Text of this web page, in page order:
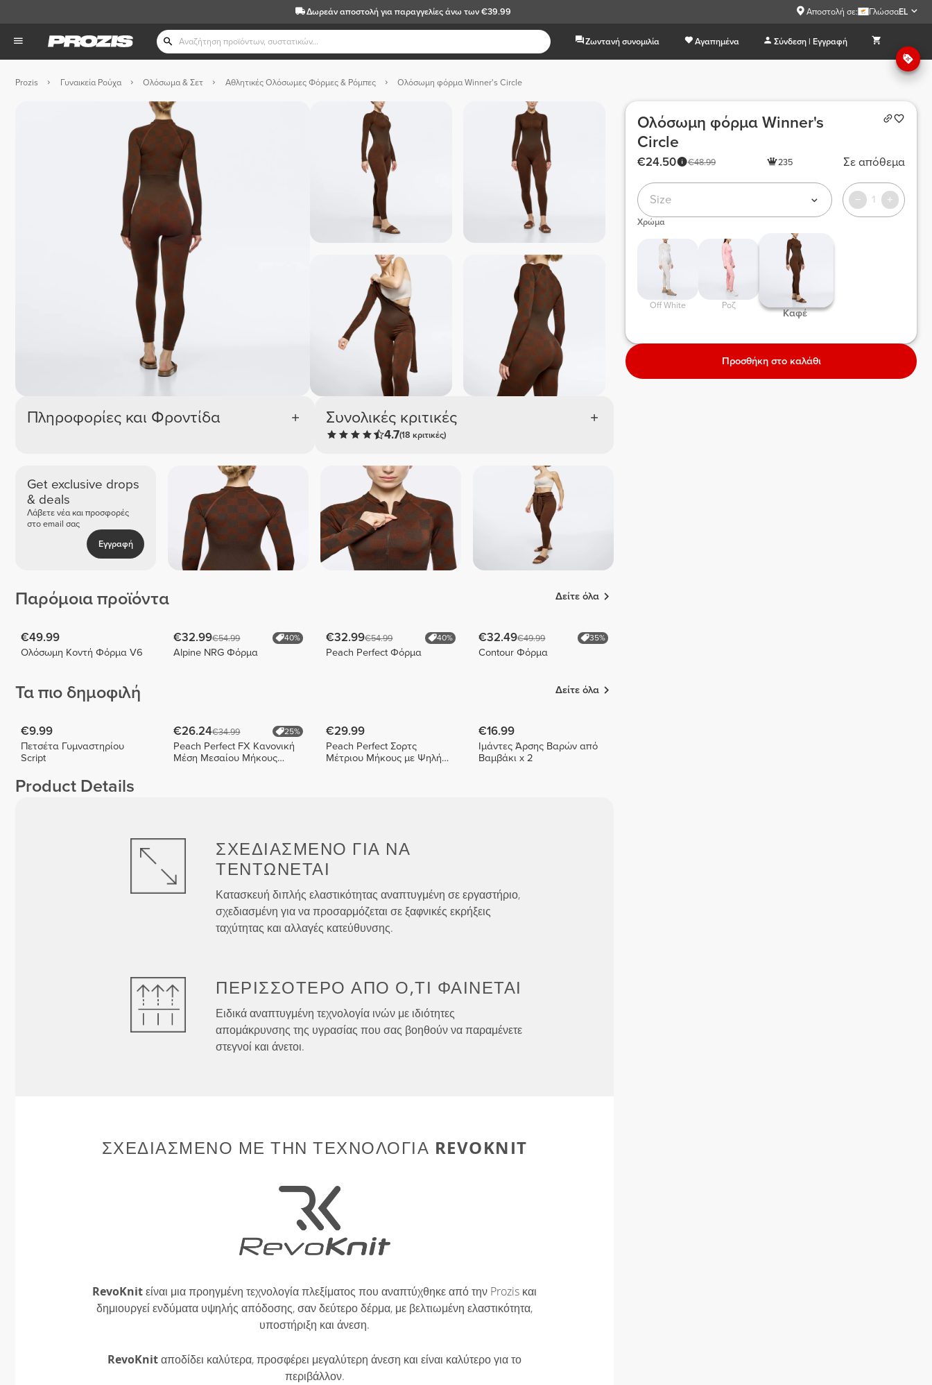
Δωρεάν αποστολήγια παραγγελίες άνω των €39.99 Αποστολή σε: ΓλώσσαEL
Ζωντανή συνομιλία Αγαπημένα Σύνδεση | Εγγραφή
Prozis Γυναικεία Ρούχα Ολόσωμα & Σετ Αθλητικές Ολόσωμες Φόρμες & Ρόμπες Ολόσωμη φόρμα Winner's Circle
Πληροφορίες και Φροντίδα Συνολικές κριτικές
4.7(18 κριτικές)
Get exclusive drops
& deals
Λάβετε νέα και προσφορές
στο email σας
Εγγραφή
Παρόμοια προϊόντα Δείτε όλα
€49.99
Ολόσωμη Κοντή Φόρμα V6
€32.99€54.99 40%
Alpine NRG Φόρμα
€32.99€54.99 40%
Peach Perfect Φόρμα
€32.49€49.99 35%
Contour Φόρμα
Τα πιο δημοφιλή Δείτε όλα
€9.99
Πετσέτα Γυμναστηρίου
Script
€26.24€34.99 25%
Peach Perfect FX Κανονική
Μέση Μεσαίου Μήκους
€29.99
Peach Perfect Σορτς
Μέτριου Μήκους με Ψηλή
€16.99
Ιμάντες Άρσης Βαρών από
Βαμβάκι x 2
Product Details
ΣΧΕΔΙΑΣΜΈΝΟ ΓΙΑ ΝΑ
ΤΕΝΤΏΝΕΤΑΙ
Κατασκευή διπλής ελαστικότητας αναπτυγμένη σε εργαστήριο,
σχεδιασμένη για να προσαρμόζεται σε ξαφνικές εκρήξεις
ταχύτητας και αλλαγές κατεύθυνσης.
ΠΕΡΙΣΣΌΤΕΡΟ ΑΠΌ Ό,ΤΙ ΦΑΊΝΕΤΑΙ
Ειδικά αναπτυγμένη τεχνολογία ινών με ιδιότητες
απομάκρυνσης της υγρασίας που σας βοηθούν να παραμένετε
στεγνοί και άνετοι.
ΣΧΕΔΙΑΣΜΈΝΟ ΜΕ ΤΗΝ ΤΕΧΝΟΛΟΓΊΑ REVOKNIT
RevoKnitείναι μια προηγμένη τεχνολογία πλεξίματος που αναπτύχθηκε από την Prozis και
δημιουργεί ενδύματα υψηλής απόδοσης, σαν δεύτερο δέρμα, με βελτιωμένη ελαστικότητα,
υποστήριξη και άνεση.
RevoKnitαποδίδει καλύτερα, προσφέρει μεγαλύτερη άνεση και είναι καλύτερο για το
περιβάλλον.
Ολόσωμη φόρμα Winner's
Circle
€48.99
€24.50 235 Σε απόθεμα
Size 1
Χρώμα
Off White Ροζ
Καφέ
Προσθήκη στο καλάθι